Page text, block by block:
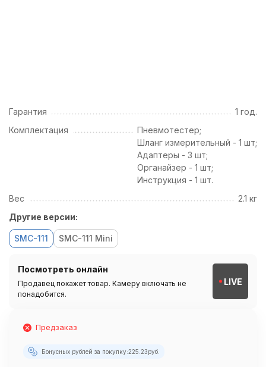
Гарантия
1 год.
Комплектация
Пневмотестер;
Шланг измерительный - 1 шт;
Адаптеры - 3 шт;
Органайзер - 1 шт;
Инструкция - 1 шт.
Вес
2.1 кг
Другие версии:
SMC-111 SMC-111 Mini
Посмотреть онлайн
Продавец покажет товар. Камеру включать не
понадобится.
LIVE
Предзаказ
Бонусных рублей за покупку:225.23руб.